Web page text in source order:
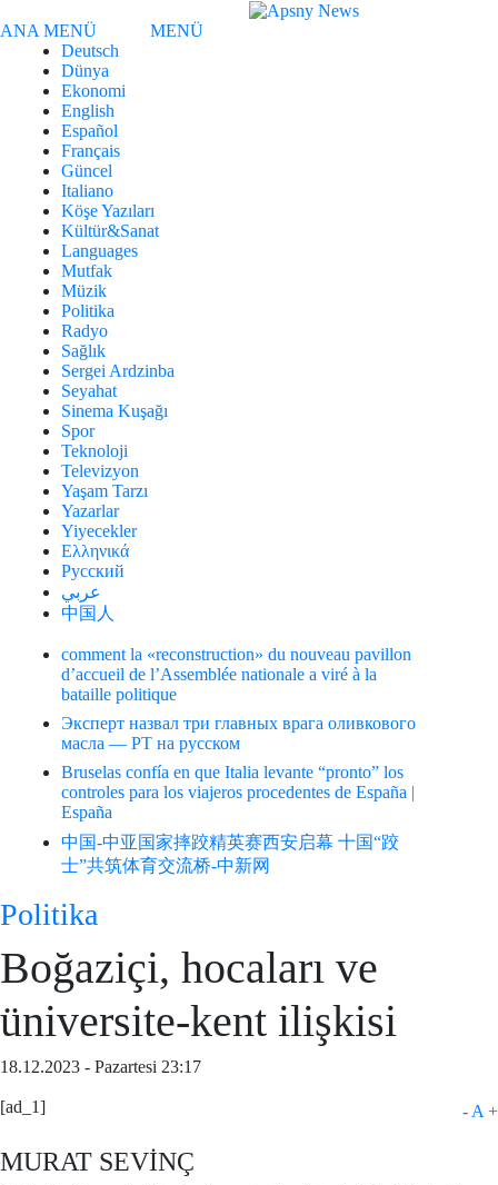
ANA MENÜ
MENÜ
Deutsch
Dünya
Ekonomi
English
Español
Français
Güncel
Italiano
Köşe Yazıları
Kültür&Sanat
Languages
Mutfak
Müzik
Politika
Radyo
Sağlık
Sergei Ardzinba
Seyahat
Sinema Kuşağı
Spor
Teknoloji
Televizyon
Yaşam Tarzı
Yazarlar
Yiyecekler
Ελληνικά
Русский
عربي
中国人
comment la «reconstruction» du nouveau pavillon
d’accueil de l’Assemblée nationale a viré à la
bataille politique
Эксперт назвал три главных врага оливкового
масла — РТ на русском
Bruselas confía en que Italia levante “pronto” los
controles para los viajeros procedentes de España |
España
中国-中亚国家摔跤精英赛西安启幕 十国“跤
士”共筑体育交流桥-中新网
Politika
Boğaziçi, hocaları ve
üniversite-kent ilişkisi
18.12.2023 - Pazartesi 23:17
- A +
[ad_1]
MURAT SEVİNÇ